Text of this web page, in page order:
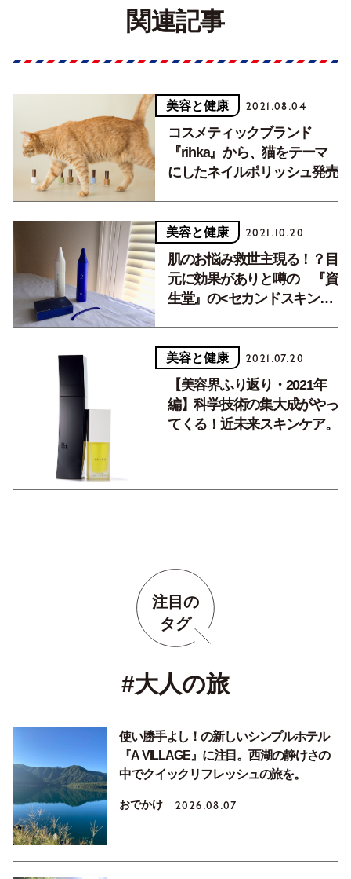
関連記事
美容と健康 2021.08.04
コスメティックブランド
『rihka』から、猫をテーマ
にしたネイルポリッシュ発売
美容と健康 2021.10.20
肌のお悩み救世主現る！？目
元に効果がありと噂の 『資
生堂』の<セカンドスキン>
美容と健康 2021.07.20
【美容界ふり返り・2021年
編】科学技術の集大成がやっ
てくる！近未来スキンケア。
注目の
タグ
#大人の旅
使い勝手よし！の新しいシンプルホテル
『A VILLAGE』に注目。西湖の静けさの
中でクイックリフレッシュの旅を。
おでかけ 2026.08.07